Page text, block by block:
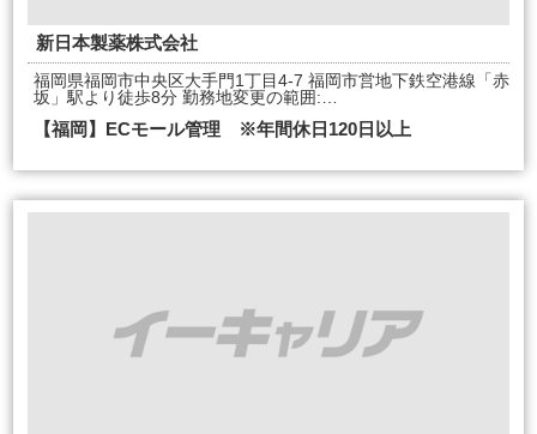
新日本製薬株式会社
福岡県福岡市中央区大手門1丁目4-7 福岡市営地下鉄空港線「赤
坂」駅より徒歩8分 勤務地変更の範囲:…
【福岡】ECモール管理 ※年間休日120日以上